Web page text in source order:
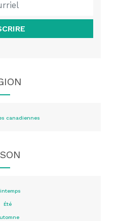
canadiennes
Été